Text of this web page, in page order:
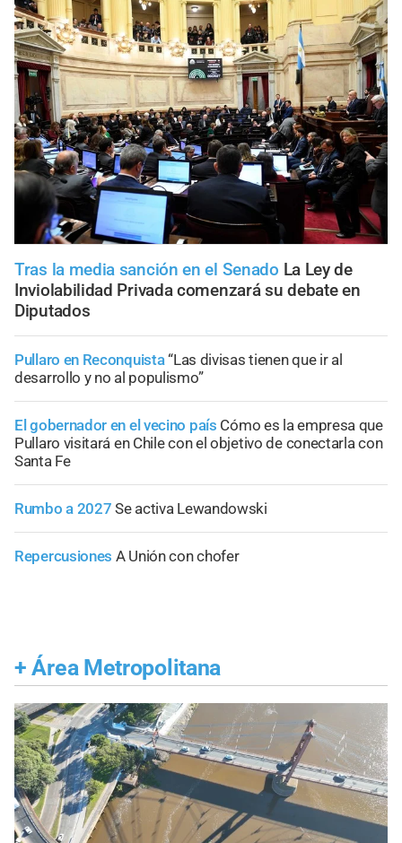
Tras la media sanción en el Senado La Ley de
Inviolabilidad Privada comenzará su debate en
Diputados
Pullaro en Reconquista“Las divisas tienen que ir al
desarrollo y no al populismo”
El gobernador en el vecino país Cómo es la empresa que
Pullaro visitará en Chile con el objetivo de conectarla con
Santa Fe
Rumbo a 2027 Se activa Lewandowski
Repercusiones A Unión con chofer
+ Área Metropolitana